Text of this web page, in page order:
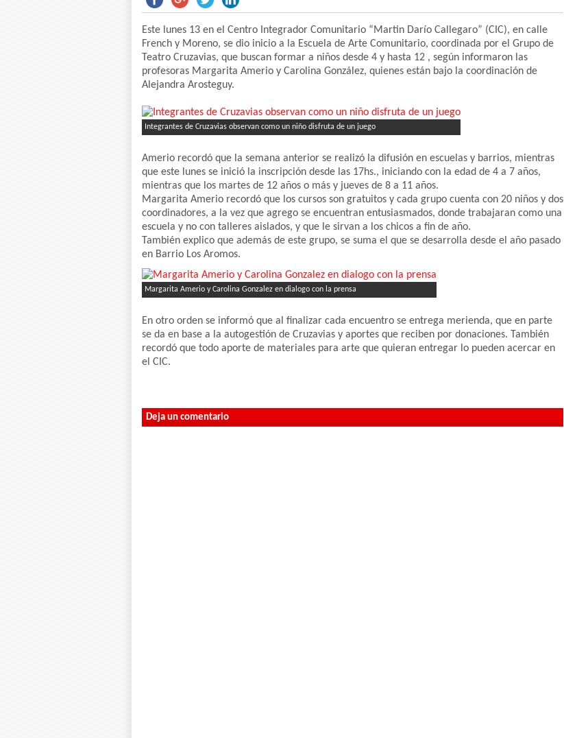
Este lunes 13 en el Centro Integrador Comunitario “Martin Darío Callegaro” (CIC), en calle
French y Moreno, se dio inicio a la Escuela de Arte Comunitario, coordinada por el Grupo de
Teatro Cruzavias, que buscan formar a niños desde 4 y hasta 12 , según informaron las
profesoras Margarita Amerio y Carolina González, quienes están bajo la coordinación de
Alejandra Arosteguy.
Integrantes de Cruzavias observan como un niño disfruta de un juego
Amerio recordó que la semana anterior se realizó la difusión en escuelas y barrios, mientras
que este lunes se inició la inscripción desde las 17hs., iniciando con la edad de 4 a 7 años,
mientras que los martes de 12 años o más y jueves de 8 a 11 años.
Margarita Amerio recordó que los cursos son gratuitos y cada grupo cuenta con 20 niños y dos
coordinadores, a la vez que agrego se encuentran entusiasmados, donde trabajaran como una
escuela y no con talleres aislados, y que le sirvan a los chicos a fin de año.
También explico que además de este grupo, se suma el que se desarrolla desde el año pasado
en Barrio Los Aromos.
Margarita Amerio y Carolina Gonzalez en dialogo con la prensa
En otro orden se informó que al finalizar cada encuentro se entrega merienda, que en parte
se da en base a la autogestión de Cruzavias y aportes que reciben por donaciones. También
recordó que todo aporte de materiales para arte que quieran entregar lo pueden acercar en
el CIC.
Deja un comentario